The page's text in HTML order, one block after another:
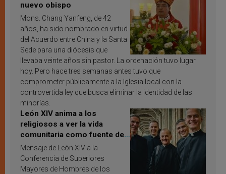
nuevo obispo
Mons. Chang Yanfeng, de 42
años, ha sido nombrado en virtud
del Acuerdo entre China y la Santa
Sede para una diócesis que
llevaba veinte años sin pastor. La ordenación tuvo lugar
hoy. Pero hace tres semanas antes tuvo que
comprometer públicamente a la Iglesia local con la
controvertida ley que busca eliminar la identidad de las
minorías.
León XIV anima a los
religiosos a ver la vida
comunitaria como fuente de
inspiración y santificación
Mensaje de León XIV a la
Conferencia de Superiores
Mayores de Hombres de los